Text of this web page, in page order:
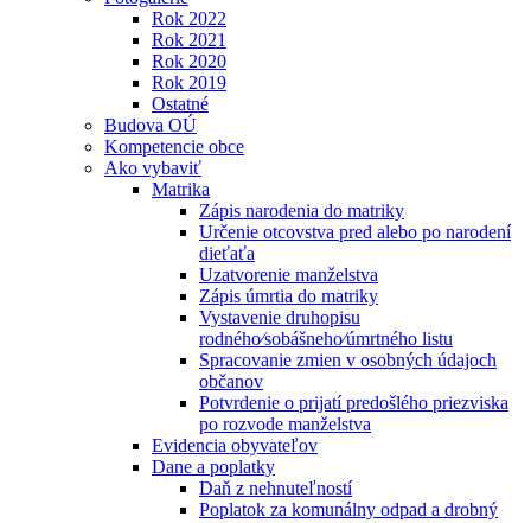
Rok 2022
Rok 2021
Rok 2020
Rok 2019
Ostatné
Budova OÚ
Kompetencie obce
Ako vybaviť
Matrika
Zápis narodenia do matriky
Určenie otcovstva pred alebo po narodení
dieťaťa
Uzatvorenie manželstva
Zápis úmrtia do matriky
Vystavenie druhopisu
rodného⁄sobášneho⁄úmrtného listu
Spracovanie zmien v osobných údajoch
občanov
Potvrdenie o prijatí predošlého priezviska
po rozvode manželstva
Evidencia obyvateľov
Dane a poplatky
Daň z nehnuteľností
Poplatok za komunálny odpad a drobný